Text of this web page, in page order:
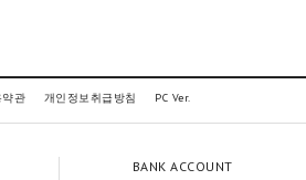
약관 개인정보취급방침 PC Ver.
BANK ACCOUNT